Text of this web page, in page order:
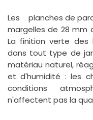
Les planches de
margelles de 28 mm
La finition verte des
dans tout type de
matériau naturel,
et d'humidité : les
conditions
n'affectent pas la